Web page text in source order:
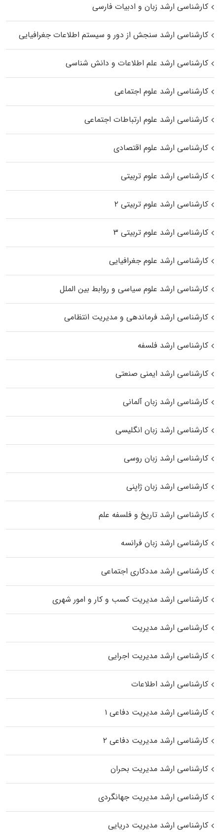
کارشناسی ارشد زبان و ادبیات فارسی
کارشناسی ارشد سنجش از دور و سیستم اطلاعات جغرافیایی
کارشناسی ارشد علم اطلاعات و دانش شناسی
کارشناسی ارشد علوم اجتماعی
کارشناسی ارشد علوم ارتباطات اجتماعی
کارشناسی ارشد علوم اقتصادی
کارشناسی ارشد علوم تربیتی
کارشناسی ارشد علوم تربیتی ۲
کارشناسی ارشد علوم تربیتی ۳
کارشناسی ارشد علوم جغرافیایی
کارشناسی ارشد علوم سیاسی و روابط بین الملل
کارشناسی ارشد فرماندهی و مدیریت انتظامی
کارشناسی ارشد فلسفه
کارشناسی ارشد ایمنی صنعتی
کارشناسی ارشد زبان آلمانی
کارشناسی ارشد زبان انگلیسی
کارشناسی ارشد زبان روسی
کارشناسی ارشد زبان ژاپنی
کارشناسی ارشد تاریخ و فلسفه علم
کارشناسی ارشد زبان فرانسه
کارشناسی ارشد مددکاری اجتماعی
کارشناسی ارشد مدیریت کسب و کار و امور شهری
کارشناسی ارشد مدیریت
کارشناسی ارشد مدیریت اجرایی
کارشناسی ارشد اطلاعات
کارشناسی ارشد مدیریت دفاعی ۱
کارشناسی ارشد مدیریت دفاعی ۲
کارشناسی ارشد مدیریت بحران
کارشناسی ارشد مدیریت جهانگردی
کارشناسی ارشد مدیریت دریایی